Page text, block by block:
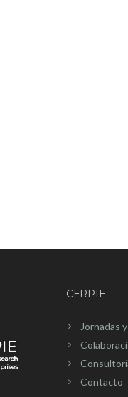
CERPIE
Jornadas
Contacto